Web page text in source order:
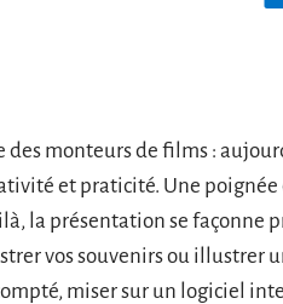
des monteurs de films :
et praticité. Une poignée
la présentation se façonne
vos souvenirs ou illustrer
miser sur un logiciel